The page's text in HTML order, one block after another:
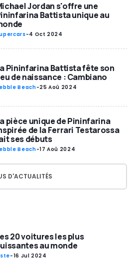
Jordan s'offre une
Battista unique au
-4 Oct 2024
Pininfarina Battista fête son
de naissance : Cambiano
Beach-25 Aoû 2024
pièce unique de Pininfarina
de la Ferrari Testarossa
ses débuts
Beach-17 Aoû 2024
D'ACTUALITÉS
20 voitures les plus
au monde
-16 Jul 2024